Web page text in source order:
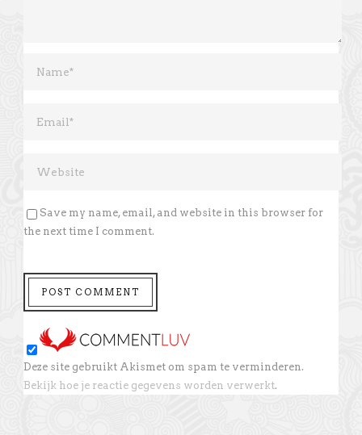
Save my name, email, and website in this browser for
the next time I comment.
Deze site gebruikt Akismet om spam te verminderen.
Bekijk hoe je reactie gegevens worden verwerkt.